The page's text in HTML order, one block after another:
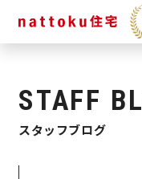
見学会
STAFF
スタッフブログ